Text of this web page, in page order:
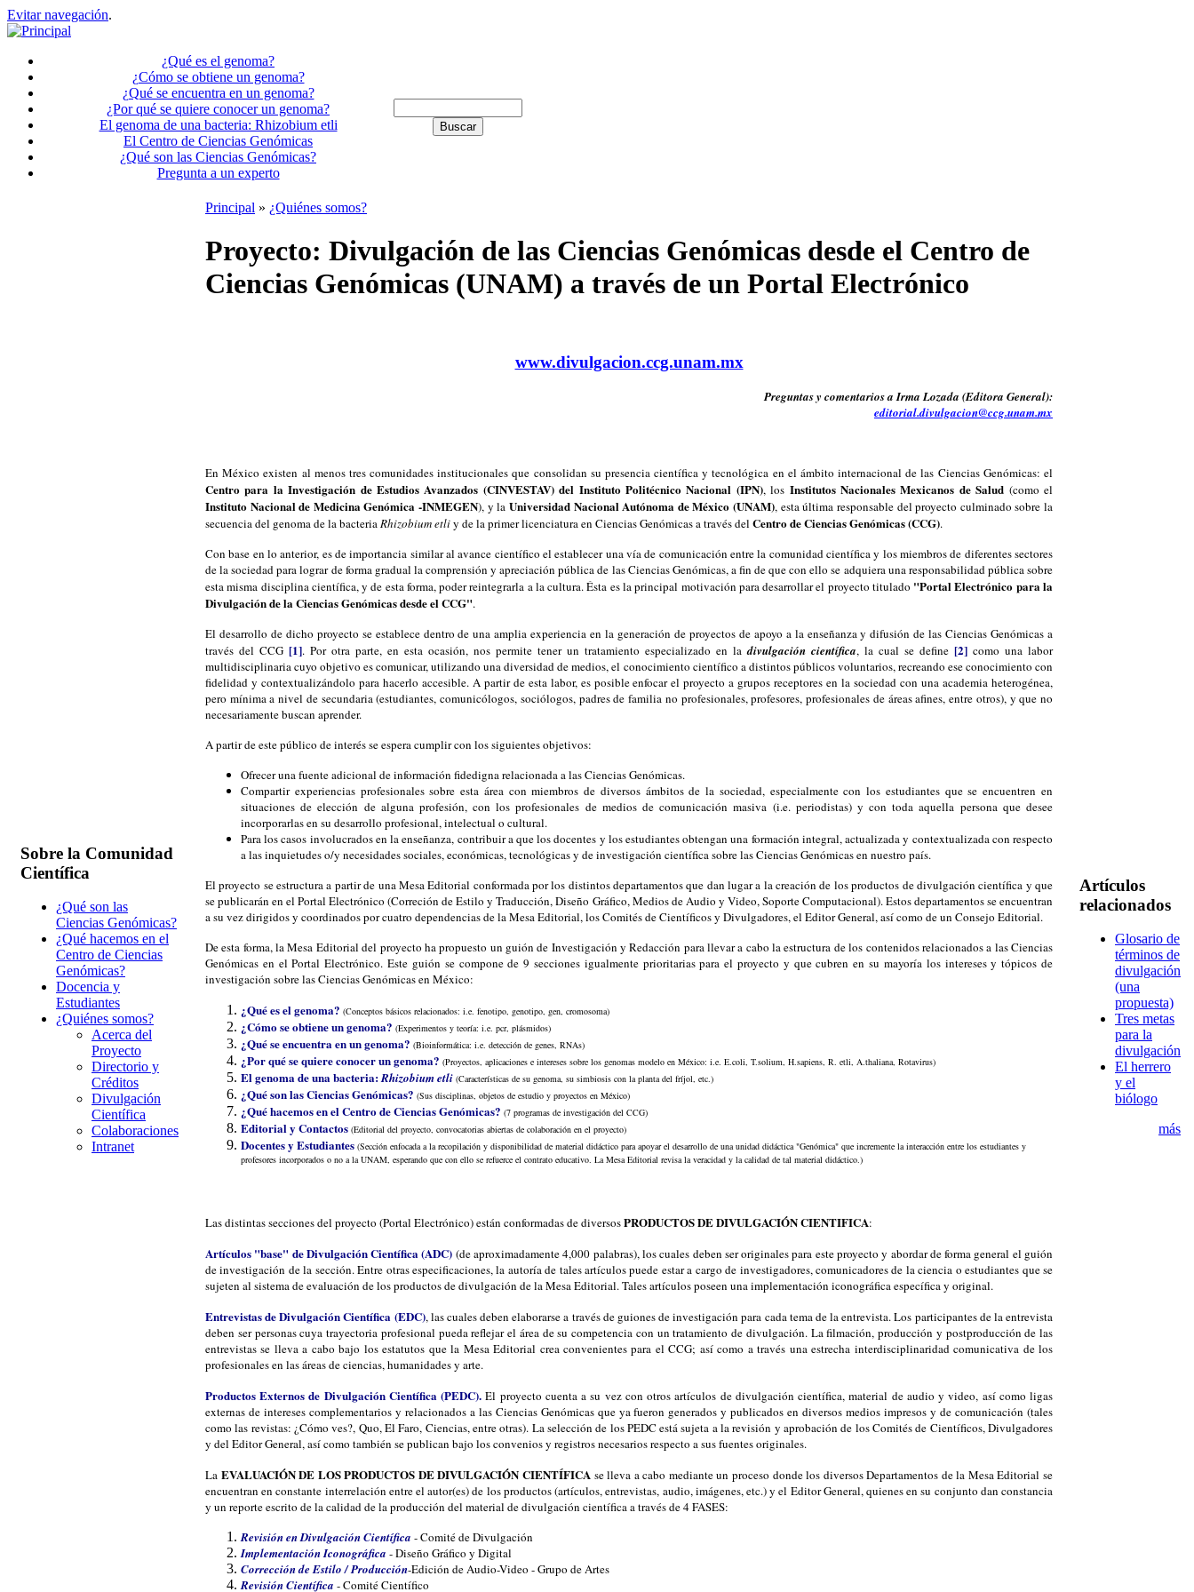
Evitar navegación.
¿Qué es el genoma?
¿Cómo se obtiene un genoma?
¿Qué se encuentra en un genoma?
¿Por qué se quiere conocer un genoma?
El genoma de una bacteria: Rhizobium etli
El Centro de Ciencias Genómicas
¿Qué son las Ciencias Genómicas?
Pregunta a un experto
Sobre la Comunidad
Científica
¿Qué son las
Ciencias Genómicas?
¿Qué hacemos en el
Centro de Ciencias
Genómicas?
Docencia y
Estudiantes
¿Quiénes somos?
Acerca del
Proyecto
Directorio y
Créditos
Divulgación
Científica
Colaboraciones
Intranet
Principal » ¿Quiénes somos?
Proyecto: Divulgación de las Ciencias Genómicas desde el Centro de
Ciencias Genómicas (UNAM) a través de un Portal Electrónico
www.divulgacion.ccg.unam.mx
Preguntas y comentarios a Irma Lozada (Editora General):
editorial.divulgacion@ccg.unam.mx
En México existen al menos tres comunidades institucionales que consolidan su presencia científica y tecnológica en el ámbito internacional de las Ciencias Genómicas: el
Centro para la Investigación de Estudios Avanzados (CINVESTAV) del Instituto Politécnico Nacional (IPN), los Institutos Nacionales Mexicanos de Salud (como el
Instituto Nacional de Medicina Genómica -INMEGEN), y la Universidad Nacional Autónoma de México (UNAM), esta última responsable del proyecto culminado sobre la
secuencia del genoma de la bacteriaRhizobium etliy de la primer licenciatura en Ciencias Genómicas a través del Centro de Ciencias Genómicas (CCG).
Con base en lo anterior, es de importancia similar al avance científico el establecer una vía de comunicación entre la comunidad científica y los miembros de diferentes sectores
de la sociedad para lograr de forma gradual la comprensión y apreciación pública de las Ciencias Genómicas, a fin de que con ello se adquiera una responsabilidad pública sobre
esta misma disciplina científica, y de esta forma, poder reintegrarla a la cultura. Ésta es la principal motivación para desarrollar el proyecto titulado "Portal Electrónico para la
Divulgación de la Ciencias Genómicas desde el CCG".
El desarrollo de dicho proyecto se establece dentro de una amplia experiencia en la generación de proyectos de apoyo a la enseñanza y difusión de las Ciencias Genómicas a
través del CCG [1]. Por otra parte, en esta ocasión, nos permite tener un tratamiento especializado en ladivulgación científica, la cual se define [2] como una labor
multidisciplinaria cuyo objetivo es comunicar, utilizando una diversidad de medios, el conocimiento científico a distintos públicos voluntarios, recreando ese conocimiento con
fidelidad y contextualizándolo para hacerlo accesible. A partir de esta labor, es posible enfocar el proyecto a grupos receptores en la sociedad con una academia heterogénea,
pero mínima a nivel de secundaria (estudiantes, comunicólogos, sociólogos, padres de familia no profesionales, profesores, profesionales de áreas afines, entre otros), y que no
necesariamente buscan aprender.
A partir de este público de interés se espera cumplir con los siguientes objetivos:
Ofrecer una fuente adicional de información fidedigna relacionada a las Ciencias Genómicas.
Compartir experiencias profesionales sobre esta área con miembros de diversos ámbitos de la sociedad, especialmente con los estudiantes que se encuentren en
situaciones de elección de alguna profesión, con los profesionales de medios de comunicación masiva (i.e. periodistas) y con toda aquella persona que desee
incorporarlas en su desarrollo profesional, intelectual o cultural.
Para los casos involucrados en la enseñanza, contribuir a que los docentes y los estudiantes obtengan una formación integral, actualizada y contextualizada con respecto
a las inquietudes o/y necesidades sociales, económicas, tecnológicas y de investigación científica sobre las Ciencias Genómicas en nuestro país.
El proyecto se estructura a partir de una Mesa Editorial conformada por los distintos departamentos que dan lugar a la creación de los productos de divulgación científica y que
se publicarán en el Portal Electrónico (Correción de Estilo y Traducción, Diseño Gráfico, Medios de Audio y Video, Soporte Computacional). Estos departamentos se encuentran
a su vez dirigidos y coordinados por cuatro dependencias de la Mesa Editorial, los Comités de Científicos y Divulgadores, el Editor General, así como de un Consejo Editorial.
De esta forma, la Mesa Editorial del proyecto ha propuesto un guión de Investigación y Redacción para llevar a cabo la estructura de los contenidos relacionados a las Ciencias
Genómicas en el Portal Electrónico. Este guión se compone de 9 secciones igualmente prioritarias para el proyecto y que cubren en su mayoría los intereses y tópicos de
investigación sobre las Ciencias Genómicas en México:
¿Qué es el genoma? (Conceptos básicos relacionados: i.e. fenotipo, genotipo, gen, cromosoma)
¿Cómo se obtiene un genoma? (Experimentos y teoría: i.e. pcr, plásmidos)
¿Qué se encuentra en un genoma? (Bioinformática: i.e. detección de genes, RNAs)
¿Por qué se quiere conocer un genoma? (Proyectos, aplicaciones e intereses sobre los genomas modelo en México: i.e. E.coli, T.solium, H.sapiens, R. etli, A.thaliana, Rotavirus)
El genoma de una bacteria:Rhizobium etli (Características de su genoma, su simbiosis con la planta del fríjol, etc.)
¿Qué son las Ciencias Genómicas? (Sus disciplinas, objetos de estudio y proyectos en México)
¿Qué hacemos en el Centro de Ciencias Genómicas? (7 programas de investigación del CCG)
Editorial y Contactos (Editorial del proyecto, convocatorias abiertas de colaboración en el proyecto)
Docentes y Estudiantes (Sección enfocada a la recopilación y disponibilidad de material didáctico para apoyar el desarrollo de una unidad didáctica "Genómica" que incremente la interacción entre los estudiantes y
profesores incorporados o no a la UNAM, esperando que con ello se refuerce el contrato educativo. La Mesa Editorial revisa la veracidad y la calidad de tal material didáctico.)
Las distintas secciones del proyecto (Portal Electrónico) están conformadas de diversosPRODUCTOS DE DIVULGACIÓN CIENTIFICA:
Artículos "base" de Divulgación Científica (ADC) (de aproximadamente 4,000 palabras), los cuales deben ser originales para este proyecto y abordar de forma general el guión
de investigación de la sección. Entre otras especificaciones, la autoría de tales artículos puede estar a cargo de investigadores, comunicadores de la ciencia o estudiantes que se
sujeten al sistema de evaluación de los productos de divulgación de la Mesa Editorial. Tales artículos poseen una implementación iconográfica específica y original.
Entrevistas de Divulgación Científica (EDC), las cuales deben elaborarse a través de guiones de investigación para cada tema de la entrevista. Los participantes de la entrevista
deben ser personas cuya trayectoria profesional pueda reflejar el área de su competencia con un tratamiento de divulgación. La filmación, producción y postproducción de las
entrevistas se lleva a cabo bajo los estatutos que la Mesa Editorial crea convenientes para el CCG; así como a través una estrecha interdisciplinaridad comunicativa de los
profesionales en las áreas de ciencias, humanidades y arte.
Productos Externos de Divulgación Científica (PEDC).El proyecto cuenta a su vez con otros artículos de divulgación científica, material de audio y video, así como ligas
externas de intereses complementarios y relacionados a las Ciencias Genómicas que ya fueron generados y publicados en diversos medios impresos y de comunicación (tales
como las revistas: ¿Cómo ves?, Quo, El Faro, Ciencias, entre otras). La selección de los PEDC está sujeta a la revisión y aprobación de los Comités de Científicos, Divulgadores
y del Editor General, así como también se publican bajo los convenios y registros necesarios respecto a sus fuentes originales.
La EVALUACIÓN DE LOS PRODUCTOS DE DIVULGACIÓN CIENTÍFICAse lleva a cabo mediante un proceso donde los diversos Departamentos de la Mesa Editorial se
encuentran en constante interrelación entre el autor(es) de los productos (artículos, entrevistas, audio, imágenes, etc.) y el Editor General, quienes en su conjunto dan constancia
y un reporte escrito de la calidad de la producción del material de divulgación científica a través de 4 FASES:
Revisión en Divulgación Científica - Comité de Divulgación
Implementación Iconográfica - Diseño Gráfico y Digital
Corrección de Estilo / Producción-Edición de Audio-Video - Grupo de Artes
Revisión Científica - Comité Científico
Artículos
relacionados
Glosario de
términos de
divulgación
(una
propuesta)
Tres metas
para la
divulgación
El herrero
y el
biólogo
más